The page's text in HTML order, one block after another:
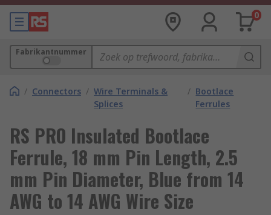
0
Fabrikantnummer
/ Connectors / Wire Terminals &
Splices
/ Bootlace
Ferrules
RS PRO Insulated Bootlace
Ferrule, 18 mm Pin Length, 2.5
mm Pin Diameter, Blue from 14
AWG to 14 AWG Wire Size